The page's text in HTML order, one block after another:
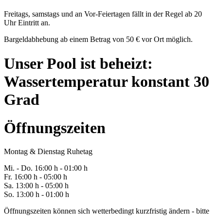
Freitags, samstags und an Vor-Feiertagen fällt in der Regel ab 20
Uhr Eintritt an.
Bargeldabhebung ab einem Betrag von 50 € vor Ort möglich.
Unser Pool ist beheizt:
Wassertemperatur konstant 30
Grad
Öffnungszeiten
Montag & Dienstag Ruhetag
Mi. - Do. 16:00 h - 01:00 h
Fr. 16:00 h - 05:00 h
Sa. 13:00 h - 05:00 h
So. 13:00 h - 01:00 h
Öffnungszeiten können sich wetterbedingt kurzfristig ändern - bitte